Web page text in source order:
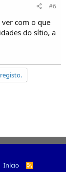
#6
com o que
do sítio, a
Início
R